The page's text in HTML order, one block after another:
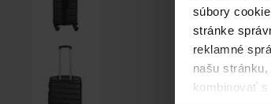
súbory
stránke
reklamné
našu
kombinovať
Prihláste